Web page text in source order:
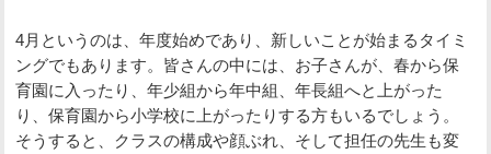
4月というのは、年度始めであり、新しいことが始まるタイミ
ングでもあります。皆さんの中には、お子さんが、春から保
育園に入ったり、年少組から年中組、年長組へと上がった
り、保育園から小学校に上がったりする方もいるでしょう。
そうすると、クラスの構成や顔ぶれ、そして担任の先生も変